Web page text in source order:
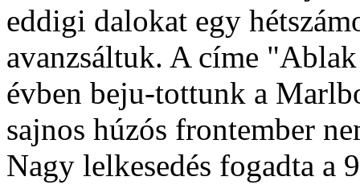
eddigi dalokat egy
avanzsáltuk. A címe
évben beju-tottunk a
sajnos húzós frontember
Nagy lelkesedés fogadta a